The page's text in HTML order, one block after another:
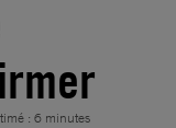
: 6 minutes